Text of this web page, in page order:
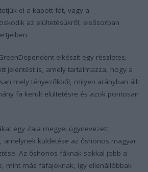
el a kapott fát, vagy a
az elültetésükről, elsősorban
elkészít egy részletes,
jelentést is, amely tartalmazza, hogy a
mely tényezőkből, milyen arányban állt
fa került elültetésre és azok pontosan
egy Zala megyei úgynevezett
amelynek küldetése az őshonos magyar
Az őshonos fáknak sokkal jobb a
mint más fafajoknak, így ellenállóbbak